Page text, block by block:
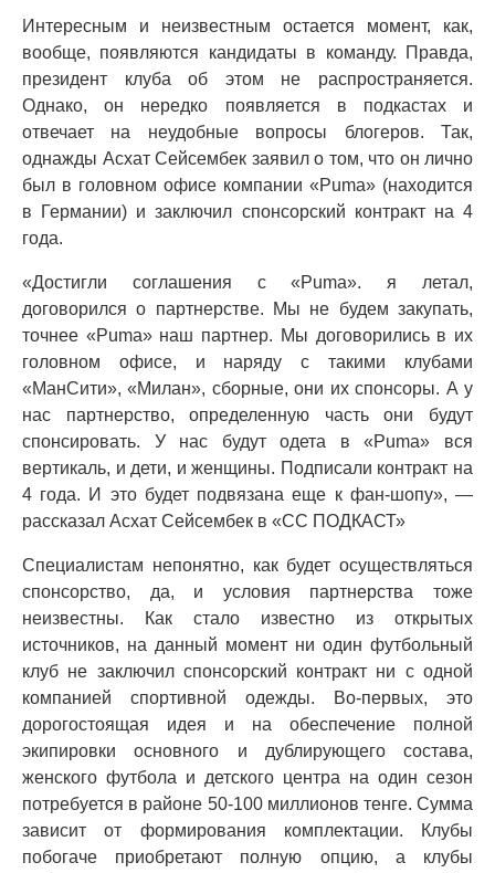
Интересным и неизвестным остается момент, как,
вообще, появляются кандидаты в команду. Правда,
президент клуба об этом не распространяется.
Однако, он нередко появляется в подкастах и
отвечает на неудобные вопросы блогеров. Так,
однажды Асхат Сейсембек заявил о том, что он лично
был в головном офисе компании «Puma» (находится
в Германии) и заключил спонсорский контракт на 4
года.
«Достигли соглашения с «Puma». я летал,
договорился о партнерстве. Мы не будем закупать,
точнее «Puma» наш партнер. Мы договорились в их
головном офисе, и наряду с такими клубами
«МанСити», «Милан», сборные, они их спонсоры. А у
нас партнерство, определенную часть они будут
спонсировать. У нас будут одета в «Puma» вся
вертикаль, и дети, и женщины. Подписали контракт на
4 года. И это будет подвязана еще к фан-шопу», —
рассказал Асхат Сейсембек в «СС ПОДКАСТ»
Специалистам непонятно, как будет осуществляться
спонсорство, да, и условия партнерства тоже
неизвестны. Как стало известно из открытых
источников, на данный момент ни один футбольный
клуб не заключил спонсорский контракт ни с одной
компанией спортивной одежды. Во-первых, это
дорогостоящая идея и на обеспечение полной
экипировки основного и дублирующего состава,
женского футбола и детского центра на один сезон
потребуется в районе 50-100 миллионов тенге. Сумма
зависит от формирования комплектации. Клубы
побогаче приобретают полную опцию, а клубы